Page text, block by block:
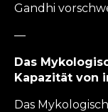
Gandhi
—
Das
Kapazität von
Das